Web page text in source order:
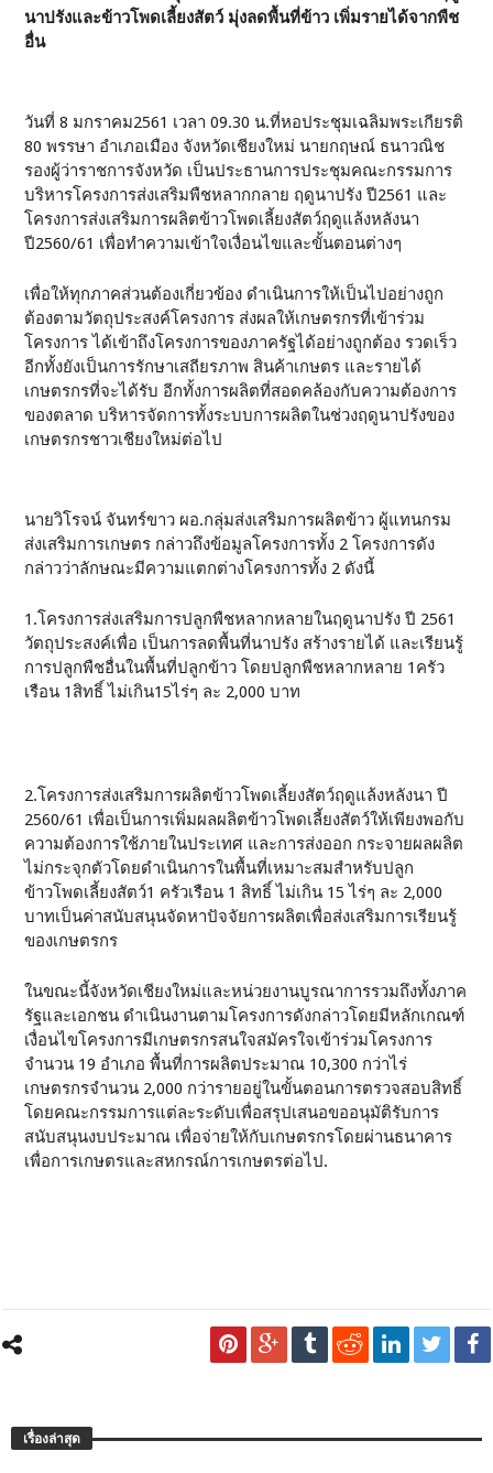
นาปรังและข้าวโพดเลี้ยงสัตว์ มุ่งลดพื้นที่ข้าว เพิ่มรายได้จากพืช
อื่น
วันที่ 8 มกราคม2561 เวลา 09.30 น.ที่หอประชุมเฉลิมพระเกียรติ
80 พรรษา อำเภอเมือง จังหวัดเชียงใหม่ นายกฤษณ์ ธนาวณิช
รองผู้ว่าราชการจังหวัด เป็นประธานการประชุมคณะกรรมการ
บริหารโครงการส่งเสริมพืชหลากกลาย ฤดูนาปรัง ปี2561 และ
โครงการส่งเสริมการผลิตข้าวโพดเลี้ยงสัตว์ฤดูแล้งหลังนา
ปี2560/61 เพื่อทำความเข้าใจเงื่อนไขและขั้นตอนต่างๆ
เพื่อให้ทุกภาคส่วนต้องเกี่ยวข้อง ดำเนินการให้เป็นไปอย่างถูก
ต้องตามวัตถุประสงค์โครงการ ส่งผลให้เกษตรกรที่เข้าร่วม
โครงการ ได้เข้าถึงโครงการของภาครัฐได้อย่างถูกต้อง รวดเร็ว
อีกทั้งยังเป็นการรักษาเสถียรภาพ สินค้าเกษตร และรายได้
เกษตรกรที่จะได้รับ อีกทั้งการผลิตที่สอดคล้องกับความต้องการ
ของตลาด บริหารจัดการทั้งระบบการผลิตในช่วงฤดูนาปรังของ
เกษตรกรชาวเชียงใหม่ต่อไป
นายวิโรจน์ จันทร์ขาว ผอ.กลุ่มส่งเสริมการผลิตข้าว ผู้แทนกรม
ส่งเสริมการเกษตร กล่าวถึงข้อมูลโครงการทั้ง 2 โครงการดัง
กล่าวว่าลักษณะมีความแตกต่างโครงการทั้ง 2 ดังนี้
1.โครงการส่งเสริมการปลูกพืชหลากหลายในฤดูนาปรัง ปี 2561
วัตถุประสงค์เพื่อ เป็นการลดพื้นที่นาปรัง สร้างรายได้ และเรียนรู้
การปลูกพืชอื่นในพื้นที่ปลูกข้าว โดยปลูกพืชหลากหลาย 1ครัว
เรือน 1สิทธิ์ ไม่เกิน15ไร่ๆ ละ 2,000 บาท
2.โครงการส่งเสริมการผลิตข้าวโพดเลี้ยงสัตว์ฤดูแล้งหลังนา ปี
2560/61 เพื่อเป็นการเพิ่มผลผลิตข้าวโพดเลี้ยงสัตว์ให้เพียงพอกับ
ความต้องการใช้ภายในประเทศ และการส่งออก กระจายผลผลิต
ไม่กระจุกตัวโดยดำเนินการในพื้นที่เหมาะสมสำหรับปลูก
ข้าวโพดเลี้ยงสัตว์1 ครัวเรือน 1 สิทธิ์ ไม่เกิน 15 ไร่ๆ ละ 2,000
บาทเป็นค่าสนับสนุนจัดหาปัจจัยการผลิตเพื่อส่งเสริมการเรียนรู้
ของเกษตรกร
ในขณะนี้จังหวัดเชียงใหม่และหน่วยงานบูรณาการรวมถึงทั้งภาค
รัฐและเอกชน ดำเนินงานตามโครงการดังกล่าวโดยมีหลักเกณฑ์
เงื่อนไขโครงการมีเกษตรกรสนใจสมัครใจเข้าร่วมโครงการ
จำนวน 19 อำเภอ พื้นที่การผลิตประมาณ 10,300 กว่าไร่
เกษตรกรจำนวน 2,000 กว่ารายอยู่ในขั้นตอนการตรวจสอบสิทธิ์
โดยคณะกรรมการแต่ละระดับเพื่อสรุปเสนอขออนุมัติรับการ
สนับสนุนงบประมาณ เพื่อจ่ายให้กับเกษตรกรโดยผ่านธนาคาร
เพื่อการเกษตรและสหกรณ์การเกษตรต่อไป.
เรื่องล่าสุด